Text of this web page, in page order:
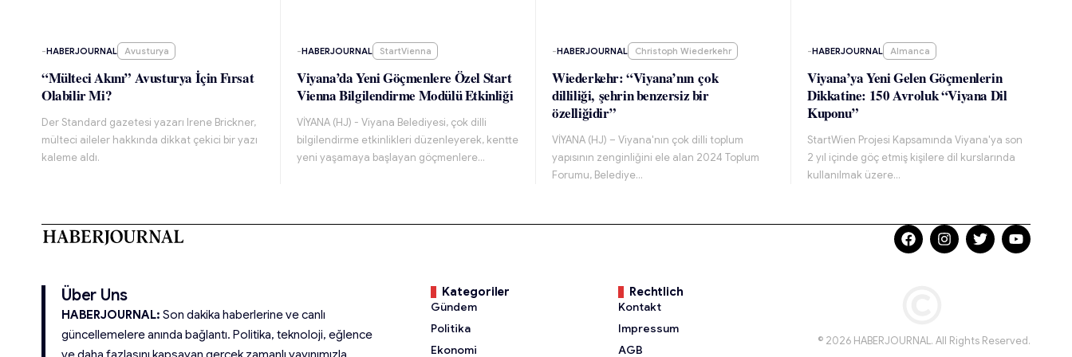
-HABERJOURNAL Avusturya
“Mülteci Akını” Avusturya İçin Fırsat
Olabilir Mi?
Der Standard gazetesi yazarı Irene Brickner,
mülteci aileler hakkında dikkat çekici bir yazı
kaleme aldı.
-HABERJOURNAL StartVienna
Viyana’da Yeni Göçmenlere Özel Start
Vienna Bilgilendirme Modülü Etkinliği
VİYANA (HJ) - Viyana Belediyesi, çok dilli
bilgilendirme etkinlikleri düzenleyerek, kentte
yeni yaşamaya başlayan göçmenlere…
-HABERJOURNAL Christoph Wiederkehr
Wiederkehr: “Viyana’nın çok
dilliliği, şehrin benzersiz bir
özelliğidir”
VİYANA (HJ) – Viyana'nın çok dilli toplum
yapısının zenginliğini ele alan 2024 Toplum
Forumu, Belediye…
-HABERJOURNAL Almanca
Viyana’ya Yeni Gelen Göçmenlerin
Dikkatine: 150 Avroluk “Viyana Dil
Kuponu”
StartWien Projesi Kapsamında Viyana'ya son
2 yıl içinde göç etmiş kişilere dil kurslarında
kullanılmak üzere…
Über Uns
HABERJOURNAL: Son dakika haberlerine ve canlı
güncellemelere anında bağlantı. Politika, teknoloji, eğlence
Kategoriler
Gündem
Politika
Ekonomi
Rechtlich
Kontakt
Impressum
AGB
© 2026 HABERJOURNAL. All Rights Reserved.